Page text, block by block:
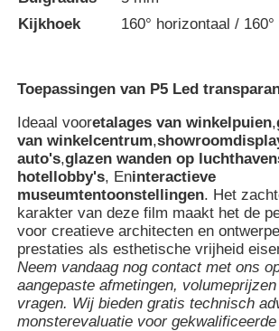
Kijkhoek
160° horizontaal /
Toepassingen van P5 Led
Ideaal vooretalages van winkelpuien,
van winkelcentrum,
auto's,glazen wanden op
hotellobby's, Eninteractieve
museumtentoonstellingen. Het
karakter van deze film maakt het de
voor creatieve architecten en
prestaties als esthetische vrijheid
Neem vandaag nog contact met ons
aangepaste afmetingen,
vragen. Wij bieden gratis technisch
monsterevaluatie voor